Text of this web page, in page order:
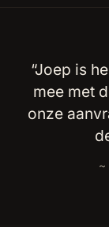
“Joep is
mee met
onze
~